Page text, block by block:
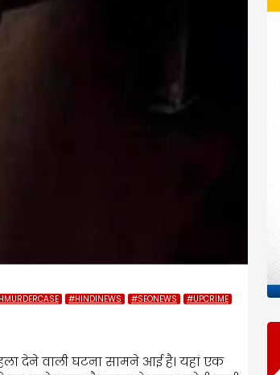
#HINDINEWS #SEONEWS
#UPCRIME
देने वाली घटना सामने आई है। यहां एक